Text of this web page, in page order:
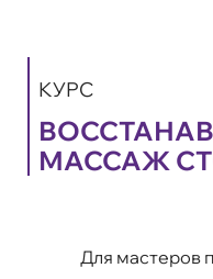
КУРС
МАССАЖ
Для мастеров